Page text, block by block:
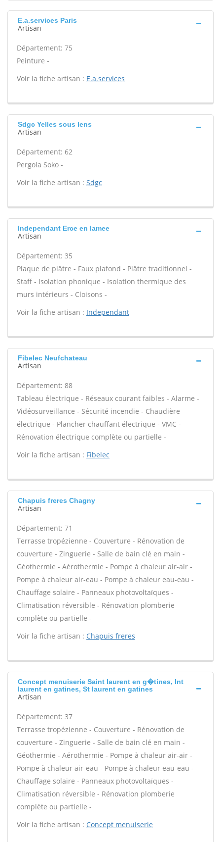
E.a.services Paris
Artisan
Département: 75
Peinture -
Voir la fiche artisan : E.a.services
Sdgc Yelles sous lens
Artisan
Département: 62
Pergola Soko -
Voir la fiche artisan : Sdgc
Independant Erce en lamee
Artisan
Département: 35
Plaque de plâtre - Faux plafond - Plâtre traditionnel -
Staff - Isolation phonique - Isolation thermique des
murs intérieurs - Cloisons -
Voir la fiche artisan : Independant
Fibelec Neufchateau
Artisan
Département: 88
Tableau électrique - Réseaux courant faibles - Alarme -
Vidéosurveillance - Sécurité incendie - Chaudière
électrique - Plancher chauffant électrique - VMC -
Rénovation électrique complète ou partielle -
Voir la fiche artisan : Fibelec
Chapuis freres Chagny
Artisan
Département: 71
Terrasse tropézienne - Couverture - Rénovation de
couverture - Zinguerie - Salle de bain clé en main -
Géothermie - Aérothermie - Pompe à chaleur air-air -
Pompe à chaleur air-eau - Pompe à chaleur eau-eau -
Chauffage solaire - Panneaux photovoltaïques -
Climatisation réversible - Rénovation plomberie
complète ou partielle -
Voir la fiche artisan : Chapuis freres
Concept menuiserie Saint laurent en g�tines, Int
laurent en gatines, St laurent en gatines
Artisan
Département: 37
Terrasse tropézienne - Couverture - Rénovation de
couverture - Zinguerie - Salle de bain clé en main -
Géothermie - Aérothermie - Pompe à chaleur air-air -
Pompe à chaleur air-eau - Pompe à chaleur eau-eau -
Chauffage solaire - Panneaux photovoltaïques -
Climatisation réversible - Rénovation plomberie
complète ou partielle -
Voir la fiche artisan : Concept menuiserie